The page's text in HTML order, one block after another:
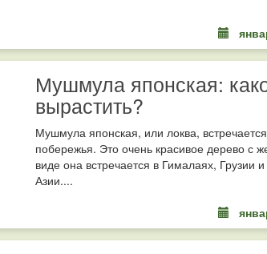
Мушмула японская:
вырастить?
Мушмула японская, или локва,
побережья. Это очень красивое дерево с
виде она встречается в Гималаях,
Азии....